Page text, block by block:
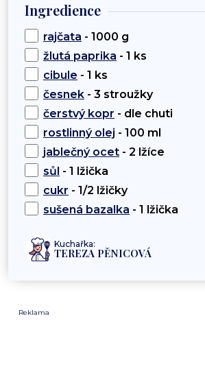
Ingredience
rajčata - 1000 g
žlutá paprika - 1 ks
cibule - 1 ks
česnek - 3 stroužky
čerstvý kopr - dle chuti
rostlinný olej - 100 ml
jablečný ocet - 2 lžíce
sůl - 1 lžička
cukr - 1/2 lžičky
sušená bazalka - 1 lžička
Kuchařka:
TEREZA PĚNICOVÁ
Reklama